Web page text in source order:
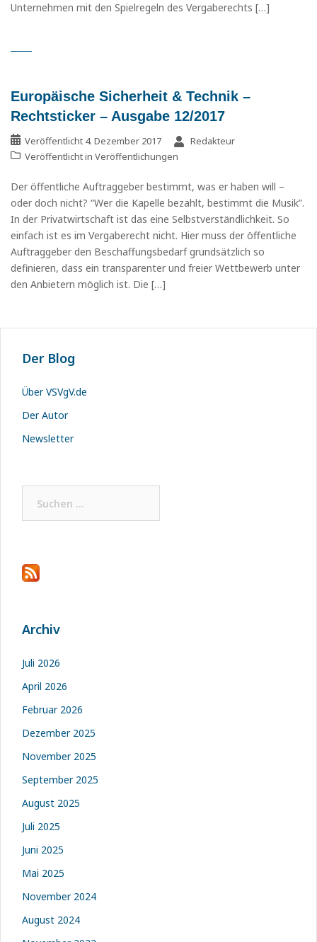
Unternehmen mit den Spielregeln des Vergaberechts […]
Europäische Sicherheit & Technik –
Rechtsticker – Ausgabe 12/2017
Veröffentlicht 4. Dezember 2017
Redakteur
Veröffentlicht in Veröffentlichungen
Der öffentliche Auftraggeber bestimmt, was er haben will –
oder doch nicht? “Wer die Kapelle bezahlt, bestimmt die Musik”.
In der Privatwirtschaft ist das eine Selbstverständlichkeit. So
einfach ist es im Vergaberecht nicht. Hier muss der öffentliche
Auftraggeber den Beschaffungsbedarf grundsätzlich so
definieren, dass ein transparenter und freier Wettbewerb unter
den Anbietern möglich ist. Die […]
Der Blog
Über VSVgV.de
Der Autor
Newsletter
nach:
Archiv
Juli 2026
April 2026
Februar 2026
Dezember 2025
November 2025
September 2025
August 2025
Juli 2025
Juni 2025
Mai 2025
November 2024
August 2024